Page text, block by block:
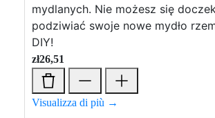
mydlanych. Nie możesz się
podziwiać swoje nowe mydło
DIY!
zł26,51
Visualizza di più →